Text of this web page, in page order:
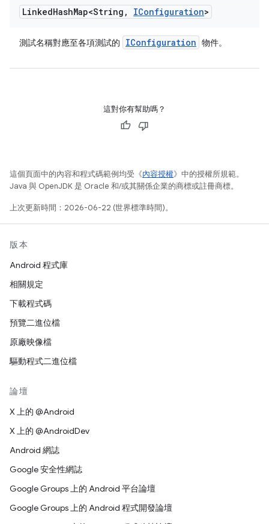
LinkedHashMap<String , IConfiguration>
測試名稱對應至各項測試的 IConfiguration 物件。
這對你有幫助嗎？
這個頁面中的內容和程式碼範例均受《內容授權》中的授權所規範。
Java 與 OpenJDK 是 Oracle 和/或其關係企業的商標或註冊商標。
上次更新時間：2026-06-22 (世界標準時間)。
版本
Android 程式庫
相關規定
下載程式碼
預覽二進位檔
原廠映像檔
驅動程式二進位檔
論壇
X 上的 @Android
X 上的 @AndroidDev
Android 網誌
Google 安全性網誌
Google Groups 上的 Android 平台論壇
Google Groups 上的 Android 程式開發論壇